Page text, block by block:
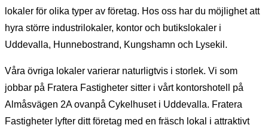
lokaler för olika typer av företag. Hos oss har du möjlighet att
hyra större industrilokaler, kontor och butikslokaler i
Uddevalla, Hunnebostrand, Kungshamn och Lysekil.
Våra övriga lokaler varierar naturligtvis i storlek. Vi som
jobbar på Fratera Fastigheter sitter i vårt kontorshotell på
Almåsvägen 2A ovanpå Cykelhuset i Uddevalla. Fratera
Fastigheter lyfter ditt företag med en fräsch lokal i attraktivt